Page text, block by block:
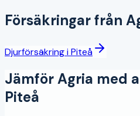
Försäkringar från
DjurförsäkringiPiteå
JämförAgria med
Piteå